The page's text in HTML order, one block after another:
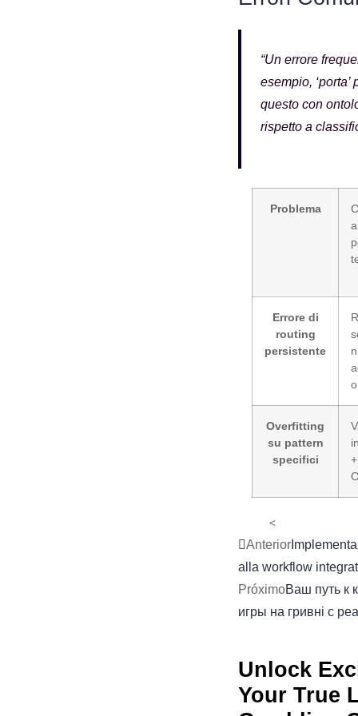
“Un errore
esempio,
questo con
rispetto a
Problema
Errore di
routing
persistente
Overfitting
su pattern
specifici
<
Anterior
alla workflow
PróximoВаш путь к
игры на гривні с
Unlock
Your True